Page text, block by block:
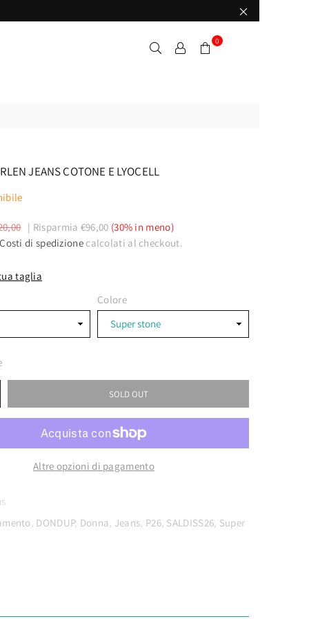
0
JEANS COTONE E LYOCELL
| Risparmia €96,00 (30% in meno)
Costi di spedizionecalcolati al checkout.
taglia
Colore
SOLD OUT
Altre opzioni di pagamento
, DONDUP, Donna, Jeans, P26, SALDISS26, Super